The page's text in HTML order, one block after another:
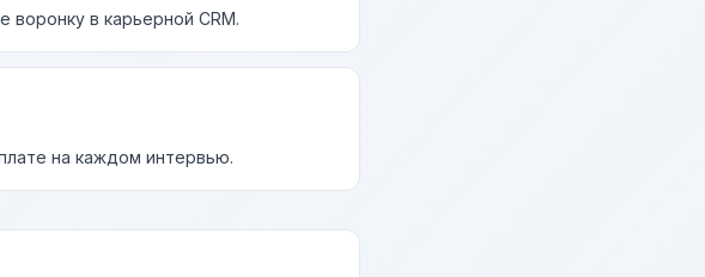
воронку в карьерной CRM.
на каждом интервью.